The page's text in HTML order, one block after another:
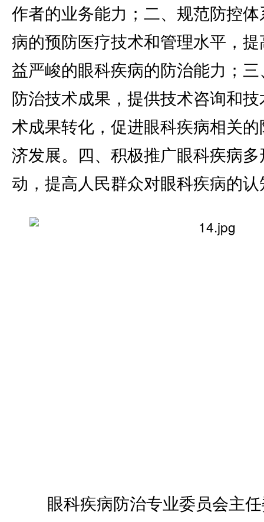
作者的业务能力；二、规范防控
病的预防医疗技术和管理水平，
益严峻的眼科疾病的防治能力；
防治技术成果，提供技术咨询和
术成果转化，促进眼科疾病相关
济发展。四、积极推广眼科疾病
动，提高人民群众对眼科疾病的
眼科疾病防治专业委员会主